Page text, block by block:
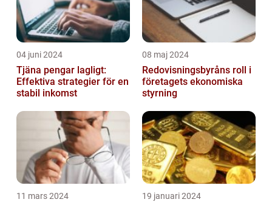
04 juni 2024
Tjäna pengar lagligt:
Effektiva strategier för en
stabil inkomst
08 maj 2024
Redovisningsbyråns roll i
företagets ekonomiska
styrning
11 mars 2024 19 januari 2024